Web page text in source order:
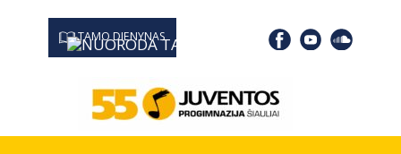
TAMO DIENYNAS